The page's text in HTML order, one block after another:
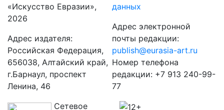
«Искусство Евразии»,
2026
Адрес издателя:
Российская Федерация,
656038, Алтайский край,
г.Барнаул, проспект
Ленина, 46
Сетевое
данных
Адрес электронной
почты редакции:
publish@eurasia-art.ru
Номер телефона
редакции: +7 913 240-99-
77